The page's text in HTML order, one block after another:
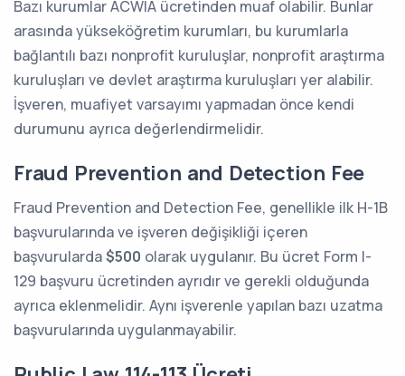
Bazı kurumlar ACWIA ücretinden muaf olabilir. Bunlar
arasında yükseköğretim kurumları, bu kurumlarla
bağlantılı bazı nonprofit kuruluşlar, nonprofit araştırma
kuruluşları ve devlet araştırma kuruluşları yer alabilir.
İşveren, muafiyet varsayımı yapmadan önce kendi
durumunu ayrıca değerlendirmelidir.
Fraud Prevention and Detection Fee
Fraud Prevention and Detection Fee, genellikle ilk H-1B
başvurularında ve işveren değişikliği içeren
başvurularda$500 olarak uygulanır. Bu ücret Form I-
129 başvuru ücretinden ayrıdır ve gerekli olduğunda
ayrıca eklenmelidir. Aynı işverenle yapılan bazı uzatma
başvurularında uygulanmayabilir.